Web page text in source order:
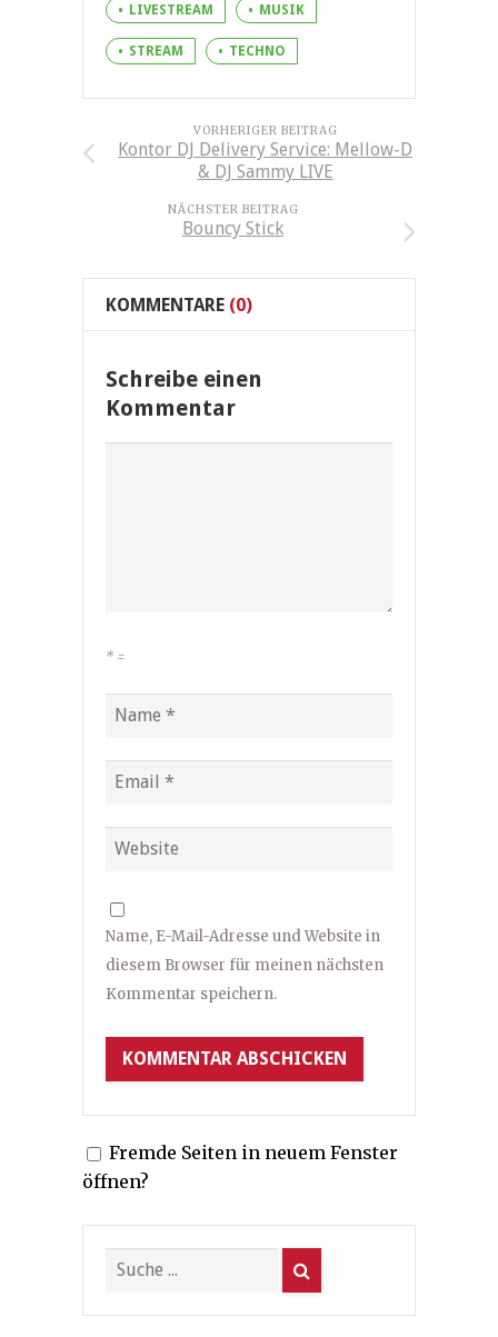
LIVESTREAM MUSIK
STREAM TECHNO
VORHERIGER BEITRAG
Kontor DJ Delivery Service: Mellow-D
& DJ Sammy LIVE
NÄCHSTER BEITRAG
Bouncy Stick
KOMMENTARE (0)
Schreibe einen
Kommentar
* =
Name, E-Mail-Adresse und Website in
diesem Browser für meinen nächsten
Kommentar speichern.
Fremde Seiten in neuem Fenster
öffnen?